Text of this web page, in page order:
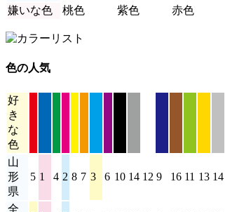
嫌いな色
桃色 紫色 赤色
色の人気
好
き
な
色
山
形
県
5 1 4 2 8 7 3 6 10 14 12 9 16 11 13 14
全